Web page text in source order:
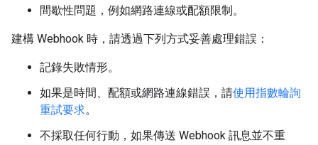
間歇性問題，例如網路連線或配額限制。
建構 Webhook 時，請透過下列方式妥善處理錯誤：
記錄失敗情形。
如果是時間、配額或網路連線錯誤，請使用指數輪詢
重試要求。
不採取任何行動，如果傳送 Webhook 訊息並不重